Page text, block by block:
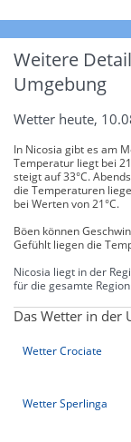
Weitere
Umgebung
Wetter heute,
In Nicosia gibt es am
Temperatur liegt bei
steigt auf 33°C.
die Temperaturen
bei Werten von 21°C.
Böen können
Gefühlt liegen die
Nicosia liegt in der
für die gesamte
Das Wetter in der
Wetter Crociate
Wetter Sperlinga